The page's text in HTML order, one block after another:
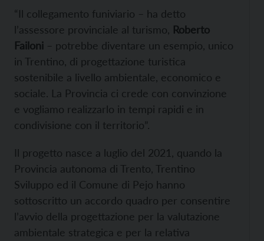
“Il collegamento funiviario – ha detto
l’assessore provinciale al turismo, Roberto
Failoni – potrebbe diventare un esempio, unico
in Trentino, di progettazione turistica
sostenibile a livello ambientale, economico e
sociale. La Provincia ci crede con convinzione
e vogliamo realizzarlo in tempi rapidi e in
condivisione con il territorio”.
Il progetto nasce a luglio del 2021, quando la
Provincia autonoma di Trento, Trentino
Sviluppo ed il Comune di Pejo hanno
sottoscritto un accordo quadro per consentire
l’avvio della progettazione per la valutazione
ambientale strategica e per la relativa